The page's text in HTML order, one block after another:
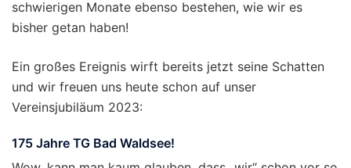
schwierigen Monate ebenso bestehen, wie wir es
bisher getan haben!
Ein großes Ereignis wirft bereits jetzt seine Schatten
und wir freuen uns heute schon auf unser
Vereinsjubiläum 2023:
175 Jahre TG Bad Waldsee!